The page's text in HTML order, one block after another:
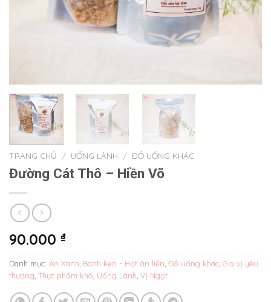
TRANG CHỦ / UỐNG LÀNH / ĐỒ UỐNG KHÁC
Đường Cát Thô – Hiền Võ
90.000 ₫
Danh mục: Ăn Xanh, Bánh kẹo - Hạt ăn liền, Đồ uống khác, Gia vị yêu
thương, Thực phẩm khô, Uống Lành, Vị Ngọt